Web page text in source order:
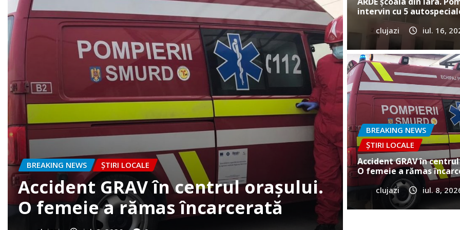
BREAKING NEWS ȘTIRI LOCALE
FOTO. Accident la intrare în Gilău!
BREAKING NEWS ȘTIRI
Cum a
Vultureni?
clujazi iun. 25,
intervin cu 5
clujazi iul. 16,
BREAKING NEWS
ȘTIRI LOCALE
Accident GRAV în
O femeie a rămas
clujazi iul. 8,